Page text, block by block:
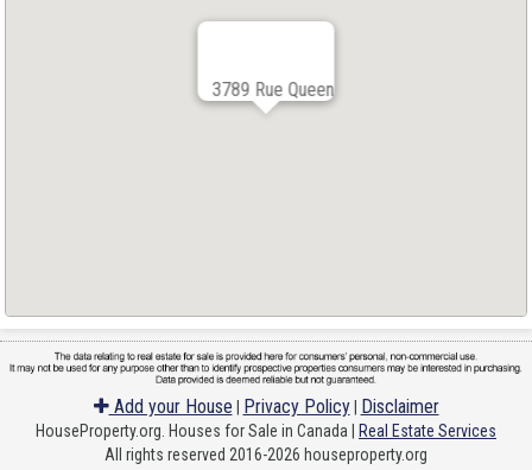
3789 Rue Queen
Add your House Privacy Policy| Disclaimer
HouseProperty.org. Houses for Sale in Canada |
Real Estate Services
All rights reserved 2016-2026 houseproperty.org